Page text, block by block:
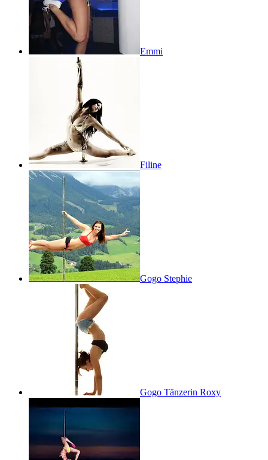
Emmi
Filine
Gogo Stephie
Gogo Tänzerin Roxy